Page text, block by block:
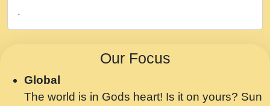
Chahe Ram Ho Chahe Shyam Ho.mp3
मझ अपन जवन बनन न आय, रठ हर क मनन न आय
Shri ravinandan shastri ji maharaj.mp3
.
Our Focus
Global
The world is in Gods heart! Is it on yours? Sun